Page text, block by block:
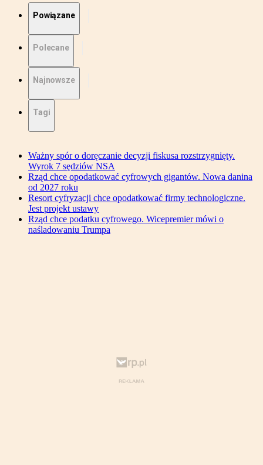
Powiązane
Polecane
Najnowsze
Tagi
Ważny spór o doręczanie decyzji fiskusa rozstrzygnięty.
Wyrok 7 sędziów NSA
Rząd chce opodatkować cyfrowych gigantów. Nowa danina
od 2027 roku
Resort cyfryzacji chce opodatkować firmy technologiczne.
Jest projekt ustawy
Rząd chce podatku cyfrowego. Wicepremier mówi o
naśladowaniu Trumpa